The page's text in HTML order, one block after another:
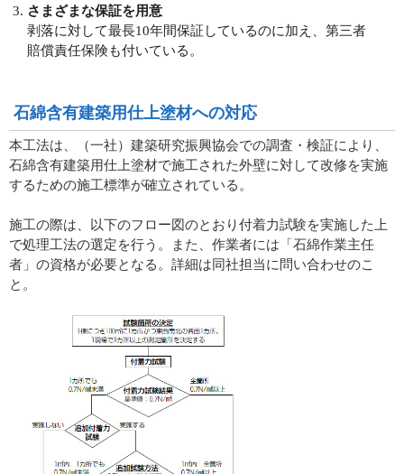
さまざまな保証を用意
剥落に対して最長10年間保証しているのに加え、第三者
賠償責任保険も付いている。
石綿含有建築用仕上塗材への対応
本工法は、（一社）建築研究振興協会での調査・検証により、
石綿含有建築用仕上塗材で施工された外壁に対して改修を実施
するための施工標準が確立されている。
施工の際は、以下のフロー図のとおり付着力試験を実施した上
で処理工法の選定を行う。また、作業者には「石綿作業主任
者」の資格が必要となる。詳細は同社担当に問い合わせのこ
と。